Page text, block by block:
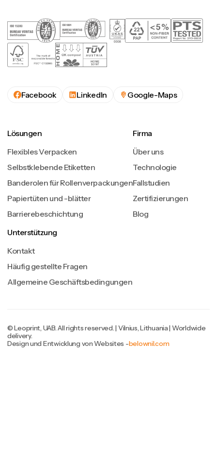
Facebook LinkedIn Google-Maps
Lösungen
Flexibles Verpacken
Selbstklebende Etiketten
Banderolen für Rollenverpackungen
Papiertüten und -blätter
Barrierebeschichtung
Firma
Über uns
Technologie
Fallstudien
Zertifizierungen
Blog
Unterstützung
Kontakt
Häufig gestellte Fragen
Allgemeine Geschäftsbedingungen
© Leoprint, UAB. All rights reserved. | Vilnius, Lithuania | Worldwide
delivery.
Design und Entwicklung von Websites -belownil.com